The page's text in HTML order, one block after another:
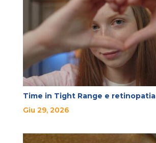
Time in Tight Range e retinopatia
Giu 29, 2026